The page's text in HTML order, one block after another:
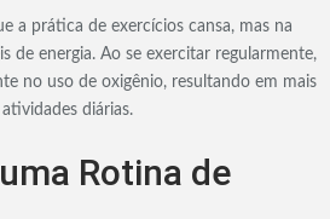
a prática de exercícios cansa, mas na
de energia. Ao se exercitar regularmente,
no uso de oxigênio, resultando em mais
diárias.
Rotina de